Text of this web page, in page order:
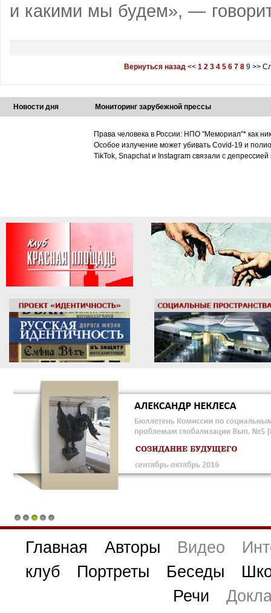
и какими мы будем», —
Вернуться назад<< 1 2 3 4 5 6 7 8 9>>
Новости дня Мониторинг зарубежной прессы
Права человека в России: НПО "Мемориал"* как
Особое излучение может убивать Covid-19 и
TikTok, Snapchat и Instagram связали с
1 2 3 4 5
Главная Авторы Видео
клуб
Портреты Беседы
Речи